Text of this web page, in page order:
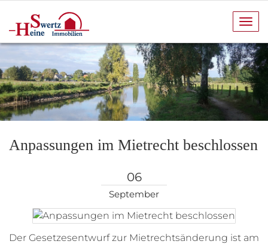
Anpassungen im Mietrecht beschlossen
06
September
Der Gesetzesentwurf zur Mietrechtsänderung ist am